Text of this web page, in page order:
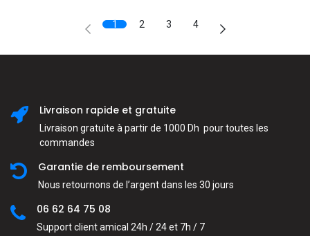
1 2 3 4
Livraison rapide et gratuite
Livraison gratuite à partir de 1000 Dh pour toutes les
commandes
Garantie de remboursement
Nous retournons de l’argent dans les 30 jours
06 62 64 75 08
Support client amical 24h / 24 et 7h / 7